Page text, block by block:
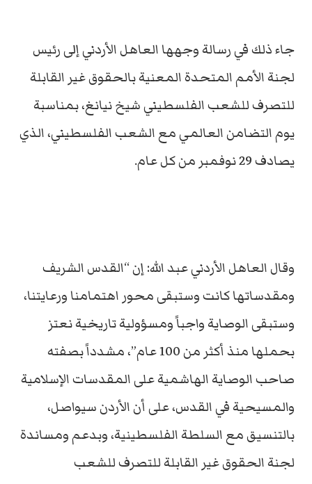
جاء ذلك في رسالة وجهها العاهل الأردني إلى رئيس
لجنة الأمم المتحدة المعنية بالحقوق غير القابلة
للتصرف للشعب الفلسطيني شيخ نيانغ، بمناسبة
يوم التضامن العالمي مع الشعب الفلسطيني، الذي
يصادف 29 نوفمبر من كل عام.
وقال العاهل الأردني عبد الله: إن “القدس الشريف
ومقدساتها كانت وستبقى محور اهتمامنا ورعايتنا،
وستبقى الوصاية واجباً ومسؤولية تاريخية نعتز
بحملها منذ أكثر من 100 عام”، مشدداً بصفته
صاحب الوصاية الهاشمية على المقدسات الإسلامية
والمسيحية في القدس، على أن الأردن سيواصل،
بالتنسيق مع السلطة الفلسطينية، وبدعم ومساندة
لجنة الحقوق غير القابلة للتصرف للشعب